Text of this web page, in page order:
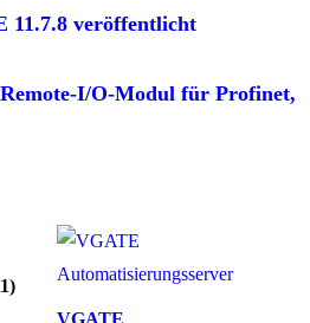
11.7.8 veröffentlicht
I/O-Modul für Profinet,